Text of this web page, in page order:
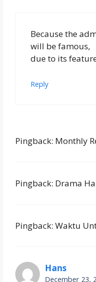
Because the
will be famous,
due to its
Reply
Pingback: Monthly
Pingback: Drama
Pingback: Waktu
Hans
December 23,